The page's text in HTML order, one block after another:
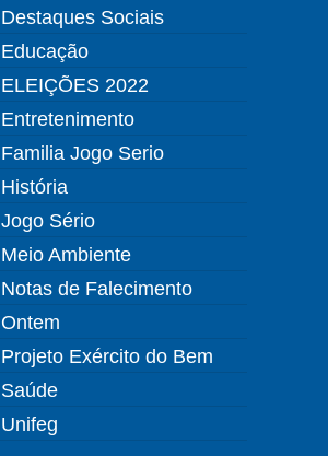
Destaques Sociais
Educação
ELEIÇÕES 2022
Entretenimento
Familia Jogo Serio
História
Jogo Sério
Meio Ambiente
Notas de Falecimento
Ontem
Projeto Exército do Bem
Saúde
Unifeg